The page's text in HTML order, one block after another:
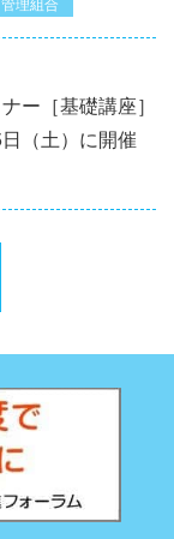
ー［基礎講座］
（土）に開催